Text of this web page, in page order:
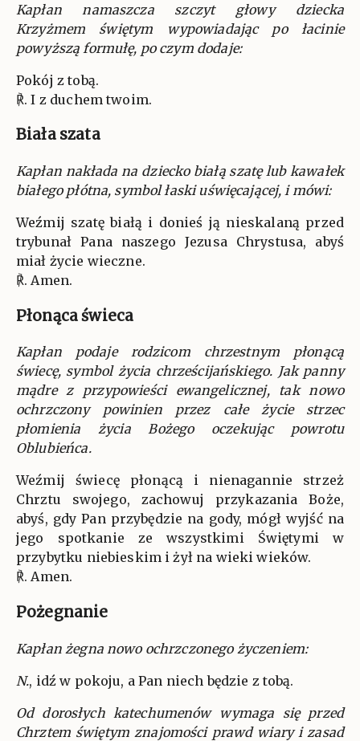
Kapłan namaszcza szczyt głowy dziecka
Krzyżmem świętym wypowiadając po łacinie
powyższą formułę, po czym dodaje:
Pokój z tobą.
℟. I z duchem twoim.
Biała szata
Kapłan nakłada na dziecko białą szatę lub kawałek
białego płótna, symbol łaski uświęcającej, i mówi:
Weźmij szatę białą i donieś ją nieskalaną przed
trybunał Pana naszego Jezusa Chrystusa, abyś
miał życie wieczne.
℟. Amen.
Płonąca świeca
Kapłan podaje rodzicom chrzestnym płonącą
świecę, symbol życia chrześcijańskiego. Jak panny
mądre z przypowieści ewangelicznej, tak nowo
ochrzczony powinien przez całe życie strzec
płomienia życia Bożego oczekując powrotu
Oblubieńca.
Weźmij świecę płonącą i nienagannie strzeż
Chrztu swojego, zachowuj przykazania Boże,
abyś, gdy Pan przybędzie na gody, mógł wyjść na
jego spotkanie ze wszystkimi Świętymi w
przybytku niebieskim i żył na wieki wieków.
℟. Amen.
Pożegnanie
Kapłan żegna nowo ochrzczonego życzeniem:
N., idź w pokoju, a Pan niech będzie z tobą.
Od dorosłych katechumenów wymaga się przed
Chrztem świętym znajomości prawd wiary i zasad